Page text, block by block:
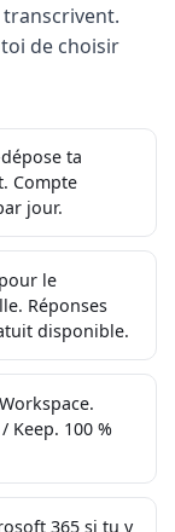
transcrivent.
de choisir
ta
Compte
jour.
le
Réponses
disponible.
Keep. 100 %
365 si tu y